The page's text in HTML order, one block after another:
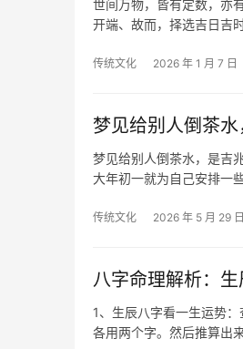
世间万物，皆有定数，亦
开端、故而，择选吉日吉
传统文化 2026 年 1 月 7 日
梦见给别人倒茶
梦见给别人倒茶水，是吉
大年初一就为自己安排一
传统文化 2026 年 5 月 29 日
八字命理解析：生
1、生辰八字看一生运势
各用两个字。然后推算出